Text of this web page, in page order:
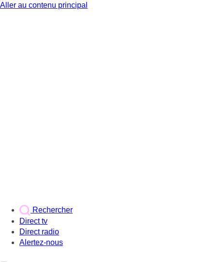
Aller au contenu principal
Rechercher
Direct tv
Direct radio
Alertez-nous